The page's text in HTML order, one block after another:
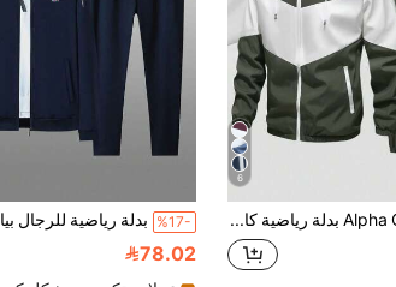
6
Alpha Camp بدلة رياضية كاجوال للرجال بطراز الصديق، بسترة وبنطلون كاجوال للرجال، بدلة رياضية موضة الربيع للشباب بطراز الصديق %17-
78.02